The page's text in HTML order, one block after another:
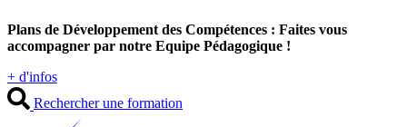
au
contenu
Plans de Développement des Compétences : Faites vous
accompagner par notre Equipe Pédagogique !
+ d'infos
Rechercher une formation